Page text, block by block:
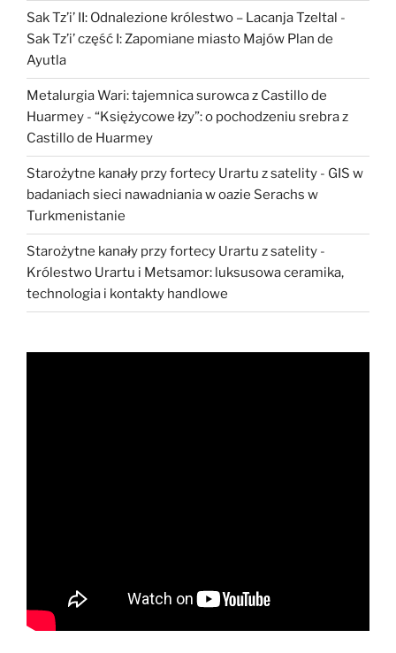
Sak Tz’i’ II: Odnalezione królestwo – Lacanja Tzeltal -
Sak Tz’i’ część I: Zapomiane miasto Majów Plan de
Ayutla
Metalurgia Wari: tajemnica surowca z Castillo de
Huarmey - “Księżycowe łzy”: o pochodzeniu srebra z
Castillo de Huarmey
Starożytne kanały przy fortecy Urartu z satelity - GIS w
badaniach sieci nawadniania w oazie Serachs w
Turkmenistanie
Starożytne kanały przy fortecy Urartu z satelity -
Królestwo Urartu i Metsamor: luksusowa ceramika,
technologia i kontakty handlowe